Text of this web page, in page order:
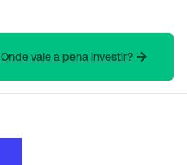
Onde vale a pena investir?